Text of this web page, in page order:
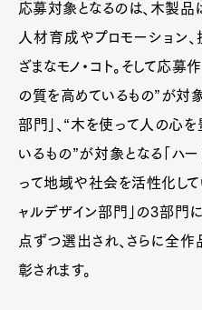
応募対象となるのは、木製品
人材育成やプロモーション
ざまなモノ・コト。そして応
の質を高めているもの”が対象
部門」、“木を使って人の心
いるもの”が対象となる「ハ
って地域や社会を活性化して
ャルデザイン部門」の3部門
点ずつ選出され、さらに全
彰されます。